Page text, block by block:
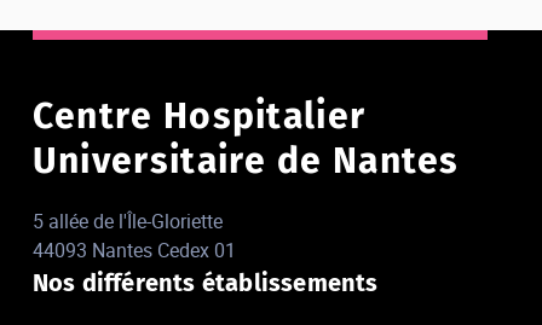
Centre Hospitalier
Universitaire de Nantes
5 allée de l'Île-Gloriette
44093 Nantes Cedex 01
Nos différents établissements